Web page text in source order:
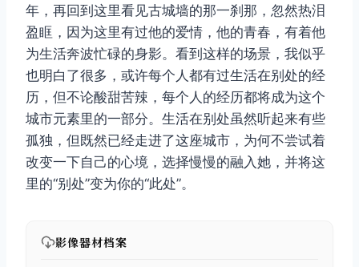
年，再回到这里看见古城墙的那一刹那，忽然热泪
盈眶，因为这里有过他的爱情，他的青春，有着他
为生活奔波忙碌的身影。看到这样的场景，我似乎
也明白了很多，或许每个人都有过生活在别处的经
历，但不论酸甜苦辣，每个人的经历都将成为这个
城市元素里的一部分。生活在别处虽然听起来有些
孤独，但既然已经走进了这座城市，为何不尝试着
改变一下自己的心境，选择慢慢的融入她，并将这
里的“别处”变为你的“此处”。
影像器材档案